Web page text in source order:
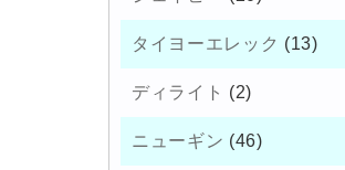
タイヨーエレック (13)
ディライト (2)
ニューギン (46)